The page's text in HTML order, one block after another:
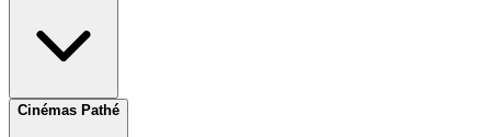
Cinémas Pathé